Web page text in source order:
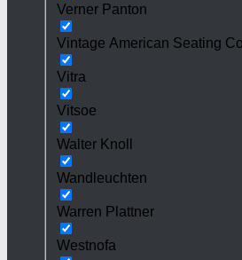
Verner Panton
Vintage American Seating
Vitra
Vitsoe
Walter Knoll
Wandleuchten
Warren Plattner
Westnofa